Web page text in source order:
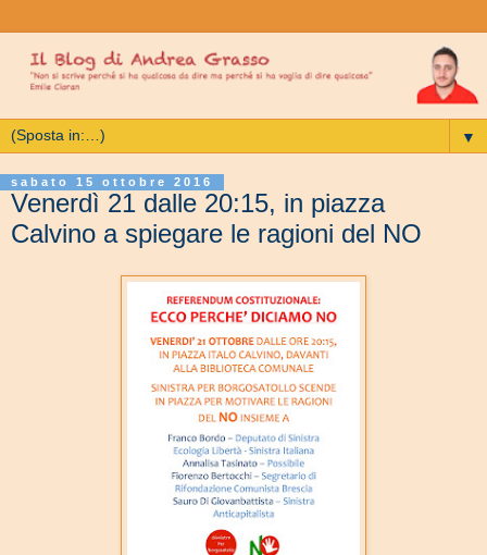
▼
sabato 15 ottobre 2016
Venerdì 21 dalle 20:15, in piazza
Calvino a spiegare le ragioni del NO